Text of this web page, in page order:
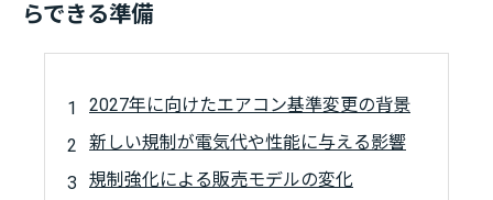
らできる準備
2027年に向けたエアコン基準変更の背景
新しい規制が電気代や性能に与える影響
規制強化による販売モデルの変化